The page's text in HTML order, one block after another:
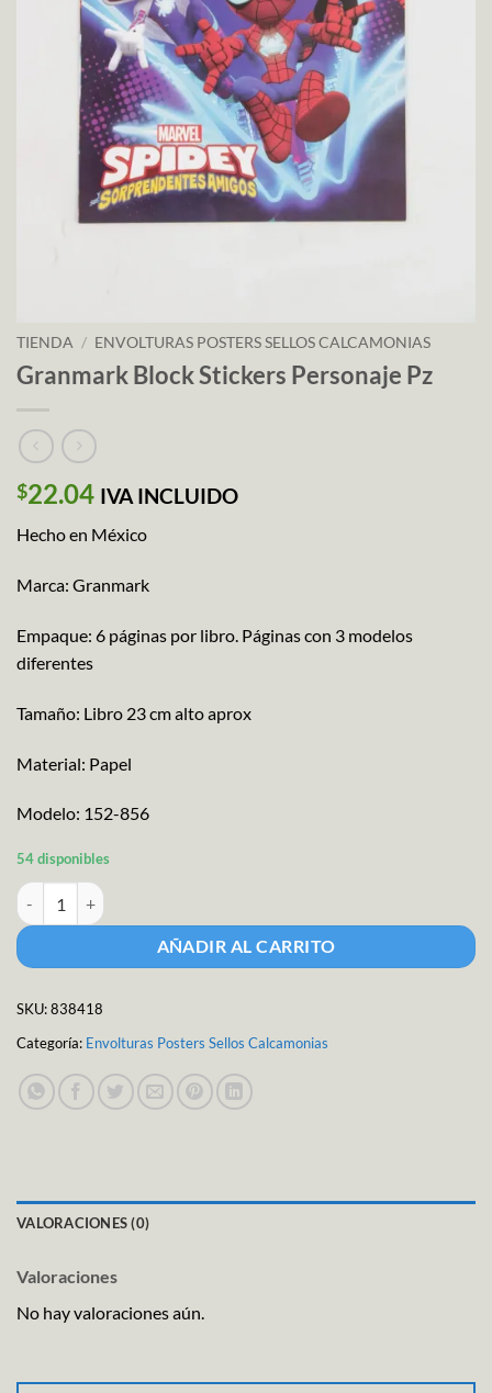
TIENDA / ENVOLTURAS POSTERS SELLOS CALCAMONIAS
Granmark Block Stickers Personaje Pz
$22.04 IVA INCLUIDO
Hecho en México
Marca: Granmark
Empaque: 6 páginas por libro. Páginas con 3 modelos
diferentes
Tamaño: Libro 23 cm alto aprox
Material: Papel
Modelo: 152-856
54 disponibles
Granmark Block Stickers Personaje Pz cantidad
AÑADIR AL CARRITO
SKU:838418
Categoría: Envolturas Posters Sellos Calcamonias
VALORACIONES (0)
Valoraciones
No hay valoraciones aún.